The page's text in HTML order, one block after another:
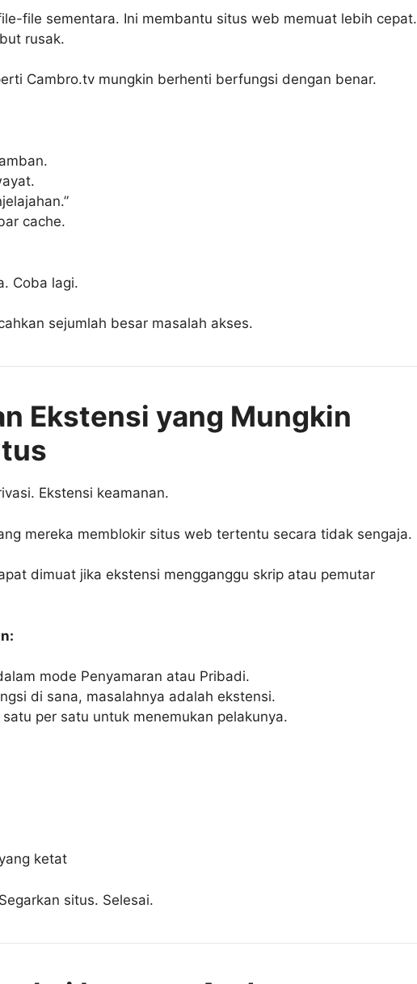
file sementara. Ini membantu situs web memuat lebih cepat.
rusak.
Cambro.tv mungkin berhenti berfungsi dengan benar.
cache.
Coba lagi.
sejumlah besar masalah akses.
Ekstensi yang Mungkin
Ekstensi keamanan.
mereka memblokir situs web tertentu secara tidak sengaja.
dimuat jika ekstensi mengganggu skrip atau pemutar
mode Penyamaran atau Pribadi.
di sana, masalahnya adalah ekstensi.
per satu untuk menemukan pelakunya.
ketat
situs. Selesai.